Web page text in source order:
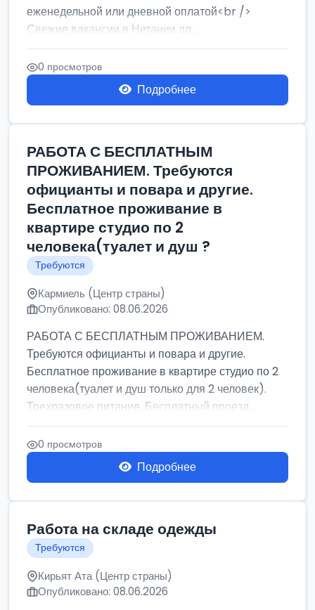
еженедельной или дневной оплатой<br />
Свежие вакансии в Нетании дл...
0 просмотров
Подробнее
РАБОТА С БЕСПЛАТНЫМ
ПРОЖИВАНИЕМ. Требуются
официанты и повара и другие.
Бесплатное проживание в
квартире студио по 2
человека(туалет и душ ?
Требуются
Кармиель (Центр страны)
Опубликовано: 08.06.2026
РАБОТА С БЕСПЛАТНЫМ ПРОЖИВАНИЕМ.
Требуются официанты и повара и другие.
Бесплатное проживание в квартире студио по 2
человека(туалет и душ только для 2 человек).
Трехразовое питание. Бесплатный проезд...
0 просмотров
Подробнее
Работа на складе одежды
Требуются
Кирьят Ата (Центр страны)
Опубликовано: 08.06.2026